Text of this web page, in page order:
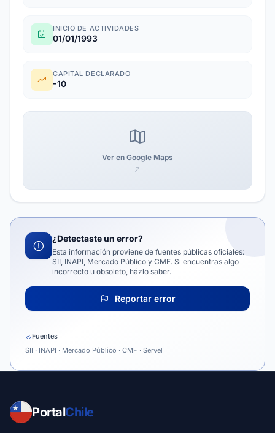
INICIO DE ACTIVIDADES
01/01/1993
CAPITAL DECLARADO
-10
Ver en Google Maps
¿Detectaste un error?
Esta información proviene de fuentes públicas oficiales:
SII, INAPI, Mercado Público y CMF. Si encuentras algo
incorrecto u obsoleto, házlo saber.
Reportar error
Fuentes
SII · INAPI · Mercado Público · CMF · Servel
PortalChile